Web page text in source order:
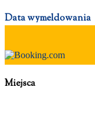
Data wymeldowania
Miejsca